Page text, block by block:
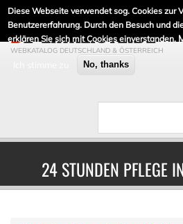
Diese Webseite verwendet sog. Cookies zur
Benutzererfahrung. Durch den Besuch und
erklären Sie sich mit Cookies einverstanden.
No, thanks
DE-LINKLISTE.DE
WEBKATALOG DEUTSCHLAND & ÖSTERREICH
24 STUNDEN PFLEGE